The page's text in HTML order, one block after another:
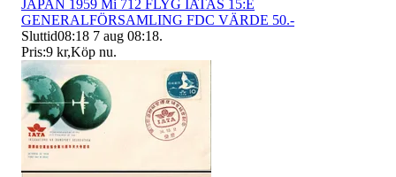
JAPAN 1959 Mi 712 FLYG IATAS 15:E
GENERALFÖRSAMLING FDC VÄRDE 50.-
Sluttid08:18 7 aug 08:18.
Pris:9 kr,Köp nu.